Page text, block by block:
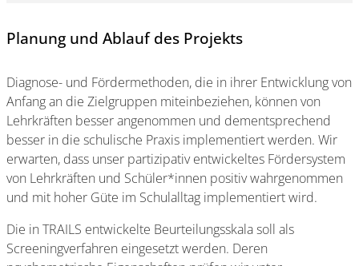
Planung und Ablauf des Projekts
Diagnose- und Fördermethoden, die in ihrer Entwicklung von
Anfang an die Zielgruppen miteinbeziehen, können von
Lehrkräften besser angenommen und dementsprechend
besser in die schulische Praxis implementiert werden. Wir
erwarten, dass unser partizipativ entwickeltes Fördersystem
von Lehrkräften und Schüler*innen positiv wahrgenommen
und mit hoher Güte im Schulalltag implementiert wird.
Die in TRAILS entwickelte Beurteilungsskala soll als
Screeningverfahren eingesetzt werden. Deren